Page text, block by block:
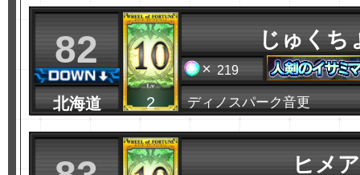
82
北海道 2
じゅくち
219
ディノスパーク音更
ヒメア